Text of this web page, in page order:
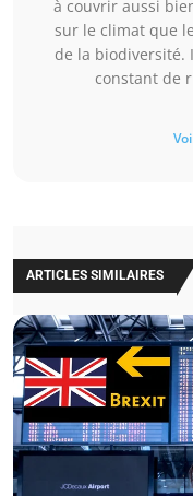
à couvrir aussi
sur le climat que
de la biodiversité.
constant de
ARTICLES SIMILAIRES